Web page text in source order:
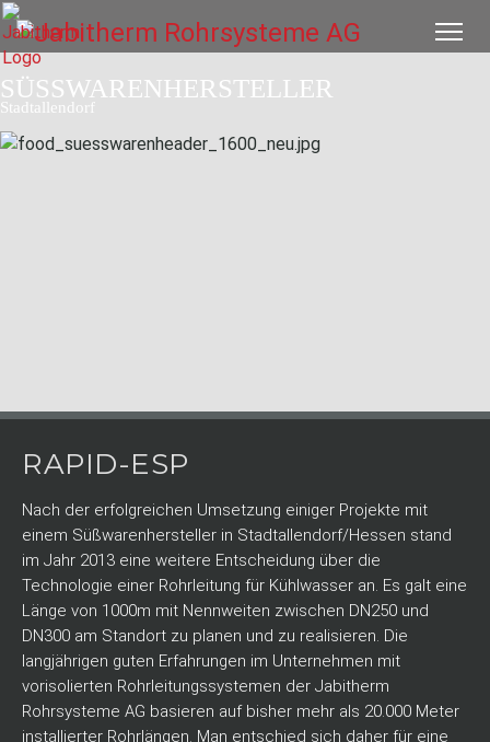
SÜSSWARENHERSTELLER
Stadtallendorf
RAPID-ESP
Nach der erfolgreichen Umsetzung einiger Projekte mit
einem Süßwarenhersteller in Stadtallendorf/Hessen stand
im Jahr 2013 eine weitere Entscheidung über die
Technologie einer Rohrleitung für Kühlwasser an. Es galt eine
Länge von 1000m mit Nennweiten zwischen DN250 und
DN300 am Standort zu planen und zu realisieren. Die
langjährigen guten Erfahrungen im Unternehmen mit
vorisolierten Rohrleitungssystemen der Jabitherm
Rohrsysteme AG basieren auf bisher mehr als 20.000 Meter
installierter Rohrlängen. Man entschied sich daher für eine